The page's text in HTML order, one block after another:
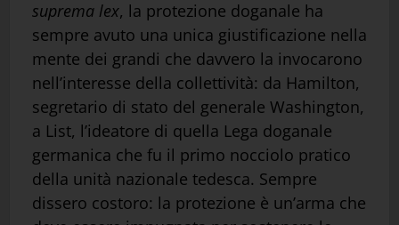
suprema lex, la protezione doganale ha
sempre avuto una unica giustificazione nella
mente dei grandi che davvero la invocarono
nell’interesse della collettività: da Hamilton,
segretario di stato del generale Washington,
a List, l’ideatore di quella Lega doganale
germanica che fu il primo nocciolo pratico
della unità nazionale tedesca. Sempre
dissero costoro: la protezione è un’arma che